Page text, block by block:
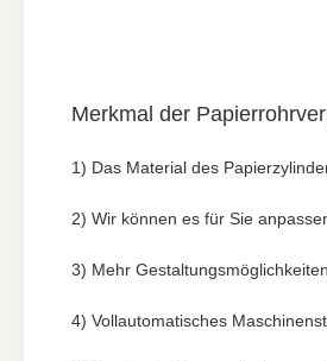
Merkmal der
1) Das Material des
2) Wir können es für Sie
3) Mehr
4) Vollautomatisches